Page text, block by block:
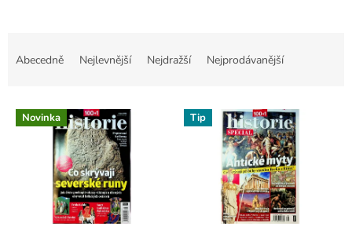
Abecedně Nejlevnější Nejdražší Nejprodávanější
V Novinka Tip